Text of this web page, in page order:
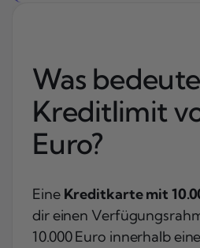
Was
Kreditlimit
Euro?
Eine Kreditkarte mit
dir einen
10.000 Euro innerhalb